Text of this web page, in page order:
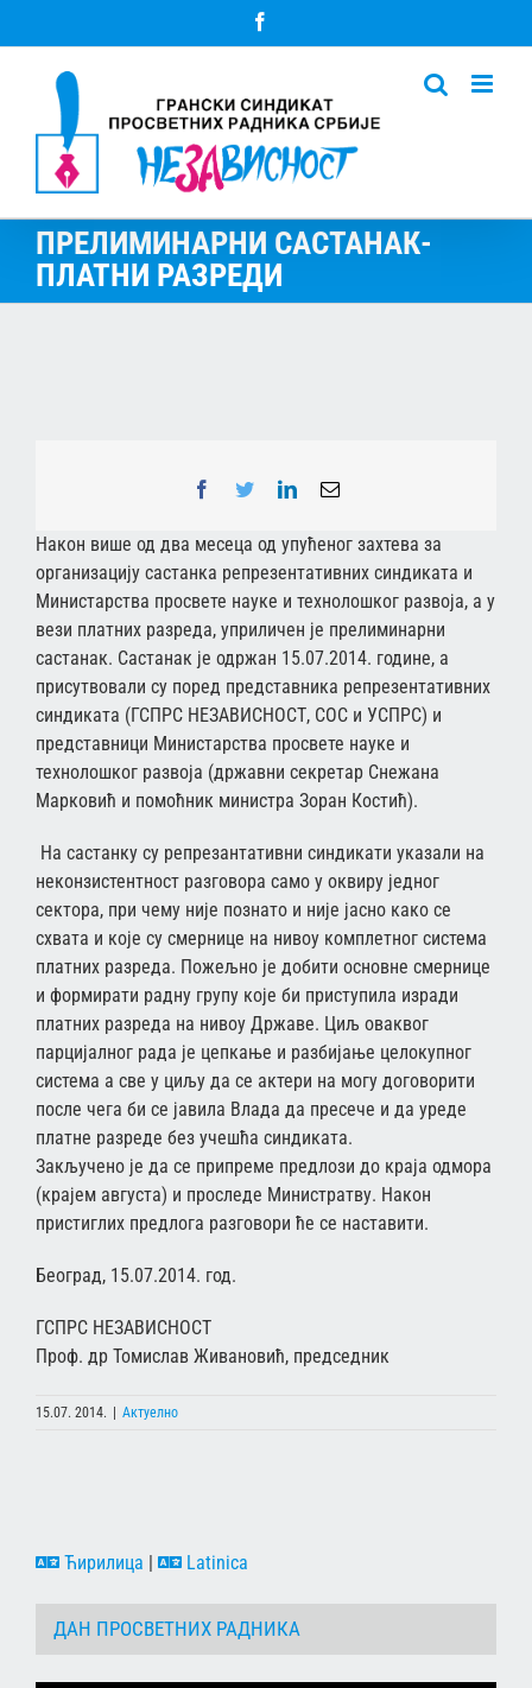
to
ПРЕЛИМИНАРНИ САСТАНАК-
ПЛАТНИ РАЗРЕДИ
Facebook
TwitterLinkedInEmail
Након више од два месеца од упућеног захтева за
организацију састанка репрезентативних синдиката и
Министарства просвете науке и технолошког развоја, а у
вези платних разреда, уприличен је прелиминарни
састанак. Састанак је одржан 15.07.2014. године, а
присутвовали су поред представника репрезентативних
синдиката (ГСПРС НЕЗАВИСНОСТ, СОС и УСПРС) и
представници Министарства просвете науке и
технолошког развоја (државни секретар Снежана
Марковић и помоћник министра Зоран Костић).
На састанку су репрезантативни синдикати указали на
неконзистентност разговора само у оквиру једног
сектора, при чему није познато и није јасно како се
схвата и које су смернице на нивоу комплетног система
платних разреда. Пожељно је добити основне смернице
и формирати радну групу које би приступила изради
платних разреда на нивоу Државе. Циљ оваквог
парцијалног рада је цепкање и разбијање целокупног
система а све у циљу да се актери на могу договорити
после чега би се јавила Влада да пресече и да уреде
платне разреде без учешћа синдиката.
Закључено је да се припреме предлози до краја одмора
(крајем августа) и проследе Министратву. Након
пристиглих предлога разговори ће се наставити.
Београд, 15.07.2014. год.
ГСПРС НЕЗАВИСНОСТ
Проф. др Томислав Живановић, председник
15.07. 2014. | Актуелно
Ћирилица | Latinica
ДАН ПРОСВЕТНИХ РАДНИКА